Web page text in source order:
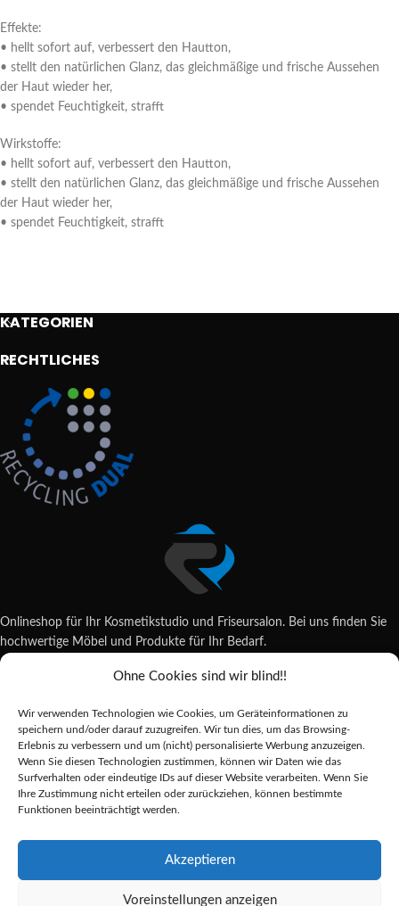
Ohne Cookies sind wir blind!!
Wir verwenden Technologien wie Cookies, um Geräteinformationen zu
speichern und/oder darauf zuzugreifen. Wir tun dies, um das Browsing-
Erlebnis zu verbessern und um (nicht) personalisierte Werbung anzuzeigen.
Wenn Sie diesen Technologien zustimmen, können wir Daten wie das
Surfverhalten oder eindeutige IDs auf dieser Website verarbeiten. Wenn Sie
Ihre Zustimmung nicht erteilen oder zurückziehen, können bestimmte
Funktionen beeinträchtigt werden.
Akzeptieren
Voreinstellungen anzeigen
Effekte:
• hellt sofort auf, verbessert den Hautton,
• stellt den natürlichen Glanz, das gleichmäßige und frische Aussehen
der Haut wieder her,
• spendet Feuchtigkeit, strafft
Wirkstoffe:
• hellt sofort auf, verbessert den Hautton,
• stellt den natürlichen Glanz, das gleichmäßige und frische Aussehen
der Haut wieder her,
• spendet Feuchtigkeit, strafft
KATEGORIEN
RECHTLICHES
Onlineshop für Ihr Kosmetikstudio und Friseursalon. Bei uns finden Sie
hochwertige Möbel und Produkte für Ihr Bedarf.
Wildsachsener Str. 6, 65207 Wiesbaden
shop@reda-shop.de
REDA SHOP - Hochwertige Studio Ausstattung
2025.
Alle Preise inkl. der gesetzlichen MwSt.
Die durchgestrichenen Preise entsprechen dem bisherigen Preis in diesem
Online-Shop.